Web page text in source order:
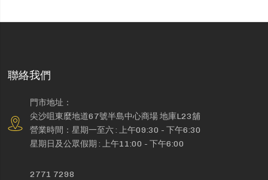
聯絡我們
門市地址：
尖沙咀東麼地道67號半島中心商場 地庫L23舖
營業時間：星期一至六 : 上午09:30 - 下午6:30
星期日及公眾假期 : 上午11:00 - 下午6:00
2771 7298